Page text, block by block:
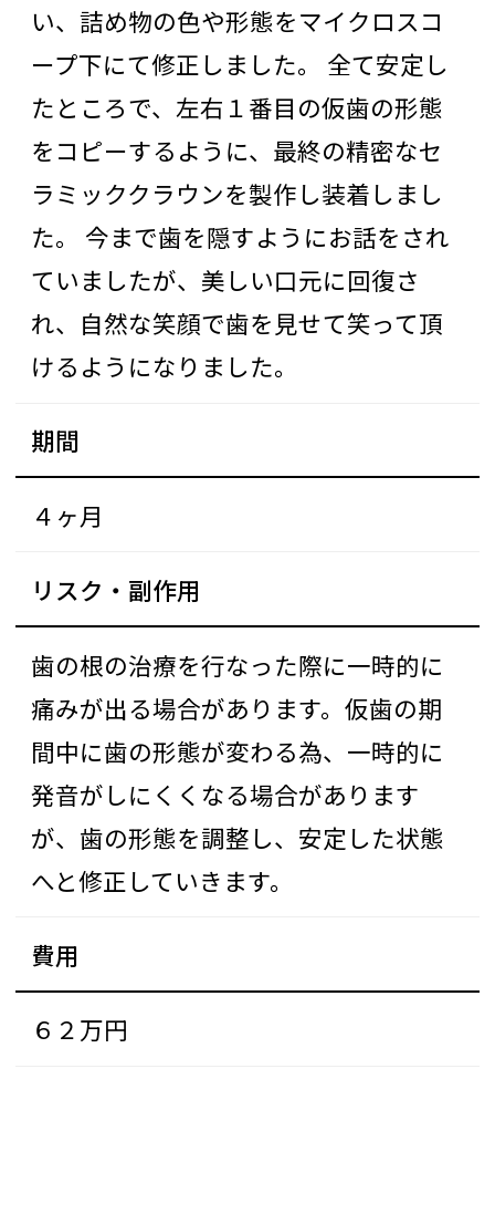
い、詰め物の色や形態をマイクロスコ
ープ下にて修正しました。 全て安定し
たところで、左右１番目の仮歯の形態
をコピーするように、最終の精密なセ
ラミッククラウンを製作し装着しまし
た。 今まで歯を隠すようにお話をされ
ていましたが、美しい口元に回復さ
れ、自然な笑顔で歯を見せて笑って頂
けるようになりました。
期間
４ヶ月
リスク・副作用
歯の根の治療を行なった際に一時的に
痛みが出る場合があります。仮歯の期
間中に歯の形態が変わる為、一時的に
発音がしにくくなる場合があります
が、歯の形態を調整し、安定した状態
へと修正していきます。
費用
６２万円